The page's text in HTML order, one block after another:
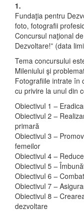
1.
Fundaţia pentru
foto, fotografii
Concursul naţional
Dezvoltare!” (data
Tema concursului
Mileniului şi
Fotografiile intrate în
cu privire la unul din
Obiectivul 1 –
Obiectivul 2 –
primară
Obiectivul 3 –
femeilor
Obiectivul 4 –
Obiectivul 5 –
Obiectivul 6 –
Obiectivul 7 –
Obiectivul 8 –
dezvoltare